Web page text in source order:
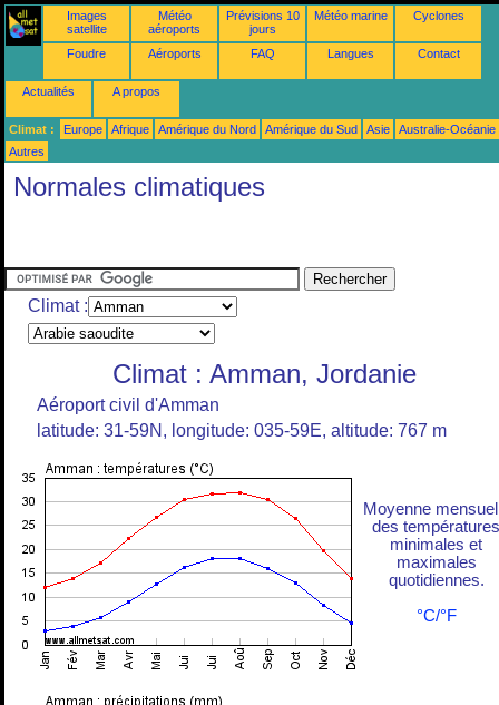
Images
satellite
Météo
aéroports
Prévisions 10
jours
Météo marine Cyclones
Foudre Aéroports FAQ Langues Contact
Actualités A propos
Climat : Europe Afrique Amérique du Nord Amérique du Sud Asie
Australie-Océanie
Autres
Normales climatiques
Climat :
Climat : Amman, Jordanie
Aéroport civil d'Amman
latitude: 31-59N, longitude: 035-59E, altitude: 767 m
Moyenne
des températures
minimales et
maximales
quotidiennes.
°C/°F